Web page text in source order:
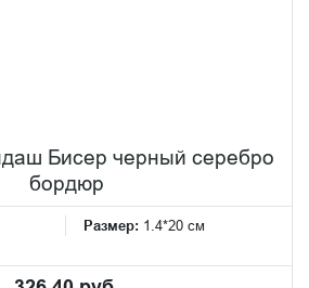
Бисер черный серебро
бордюр
Размер: 1.4*20 см